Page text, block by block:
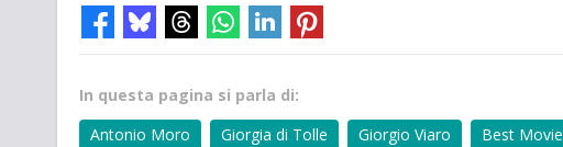
In questa pagina si parla di:
Antonio Moro
Giorgia di Tolle Giorgio Viaro Best Movie